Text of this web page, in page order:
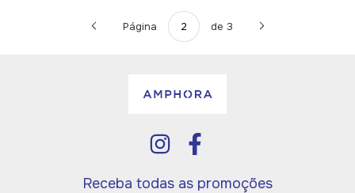
Página de 3
Receba todas as promoções